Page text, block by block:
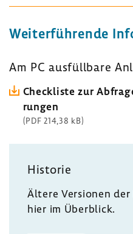
Weiter­füh­rende
Am PC ausfüll­bare
Check­liste zur
rungen
(PDF 214,38 kB)
Historie
Ältere Versionen
hier im Über­blick.